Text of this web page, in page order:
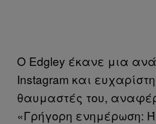
Ο Edgley έκανε μια
Instagram και
θαυμαστές του,
«Γρήγορη ενημέρωση: